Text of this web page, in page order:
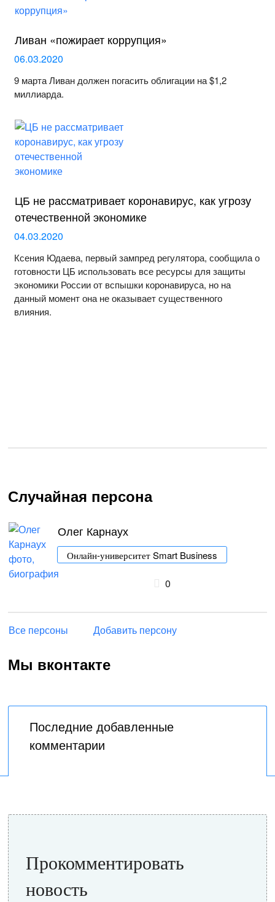
Ливан «пожирает коррупция»
06.03.2020
9 марта Ливан должен погасить облигации на $1,2
миллиарда.
ЦБ не рассматривает коронавирус, как угрозу
отечественной экономике
04.03.2020
Ксения Юдаева, первый зампред регулятора, сообщила о
готовности ЦБ использовать все ресурсы для защиты
экономики России от вспышки коронавируса, но на
данный момент она не оказывает существенного
влияния.
Случайная персона
Олег Карнаух
Онлайн-университет Smart Business
0
Все персоны Добавить персону
Мы вконтакте
Последние добавленные
комментарии
Прокомментировать
новость